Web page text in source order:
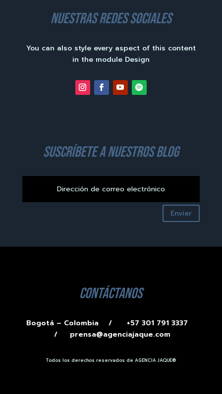
nuestras redes sociales
You can also style every aspect of this content
in the module Design
suscríbete a nuestros blog
Enviar
contáctanos
Bogotá – Colombia /
+57 301 791 3337
/ prensa@agenciajaque.com
Todos los derechos reservados de AGENCIA JAQUE®